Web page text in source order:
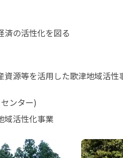
済の活性化を図る
源等を活用した歌津地域活性
ンター)
域活性化事業